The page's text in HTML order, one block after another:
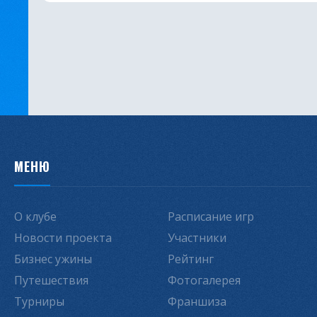
МЕНЮ
О клубе
Новости проекта
Бизнес ужины
Путешествия
Турниры
Расписание игр
Участники
Рейтинг
Фотогалерея
Франшиза